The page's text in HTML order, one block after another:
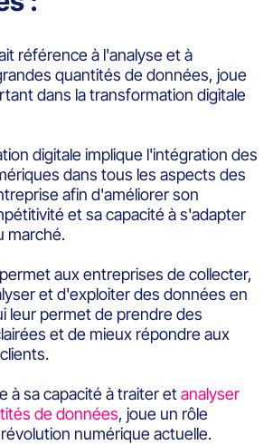
référence à l'analyse et à
quantités de données, joue
dans la transformation digitale
digitale implique l'intégration des
dans tous les aspects des
afin d'améliorer son
et sa capacité à s'adapter
marché.
aux entreprises de collecter,
et d'exploiter des données en
leur permet de prendre des
et de mieux répondre aux
à sa capacité à traiter etanalyser
de données, joue un rôle
numérique actuelle.